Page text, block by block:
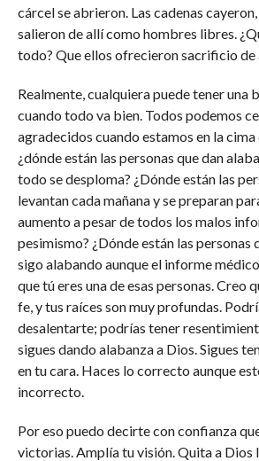
cárcel se abrieron. Las cadenas
salieron de allí como hombres libres.
todo? Que ellos ofrecieron sacrificio de
Realmente, cualquiera puede tener una
cuando todo va bien. Todos podemos
agradecidos cuando estamos en la
¿dónde están las personas que dan
todo se desploma? ¿Dónde están las
levantan cada mañana y se preparan
aumento a pesar de todos los malos
pesimismo? ¿Dónde están las personas
sigo alabando aunque el informe
que tú eres una de esas personas. Creo
fe, y tus raíces son muy profundas.
desalentarte; podrías tener
sigues dando alabanza a Dios. Sigues
en tu cara. Haces lo correcto aunque
incorrecto.
Por eso puedo decirte con confianza
victorias. Amplía tu visión. Quita a Dios